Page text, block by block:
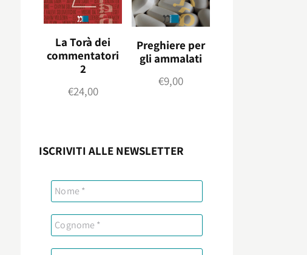
La Torà dei
commentatori
2
€24,00
Preghiere per
gli ammalati
€9,00
ISCRIVITI ALLE NEWSLETTER